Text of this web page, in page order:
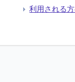
利用される